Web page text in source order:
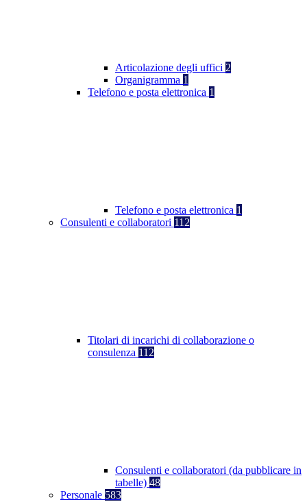
Articolazione degli uffici 2
Organigramma 1
Telefono e posta elettronica 1
Telefono e posta elettronica 1
Consulenti e collaboratori 112
Titolari di incarichi di collaborazione o
consulenza 112
Consulenti e collaboratori (da pubblicare in
tabelle) 48
Personale 583